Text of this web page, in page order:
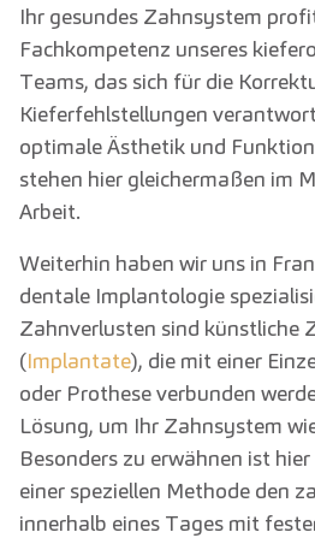
Ihr gesundes Zahnsystem
Fachkompetenz unseres
Teams, das sich für die
Kieferfehlstellungen
optimale Ästhetik und
stehen hier gleichermaßen im
Arbeit.
Weiterhin haben wir uns in
dentale Implantologie
Zahnverlusten sind künstliche
(Implantate), die mit einer
oder Prothese verbunden
Lösung, um Ihr Zahnsystem
Besonders zu erwähnen ist
einer speziellen Methode den
innerhalb eines Tages mit